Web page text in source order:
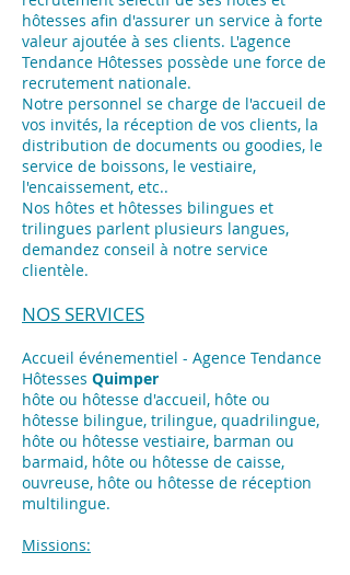
hôtesses afin d'assurer un service à forte
valeur ajoutée à ses clients. L'agence
Tendance Hôtesses possède une force de
recrutement nationale.
Notre personnel se charge de l'accueil de
vos invités, la réception de vos clients, la
distribution de documents ou goodies, le
service de boissons, le vestiaire,
l'encaissement, etc..
Nos hôtes et hôtesses bilingues et
trilingues parlent plusieurs langues,
demandez conseil à notre service
clientèle.
NOS SERVICES
Accueil événementiel - Agence Tendance
Hôtesses Quimper
hôte ou hôtesse d'accueil, hôte ou
hôtesse bilingue, trilingue, quadrilingue,
hôte ou hôtesse vestiaire, barman ou
barmaid, hôte ou hôtesse de caisse,
ouvreuse, hôte ou hôtesse de réception
multilingue.
Missions: